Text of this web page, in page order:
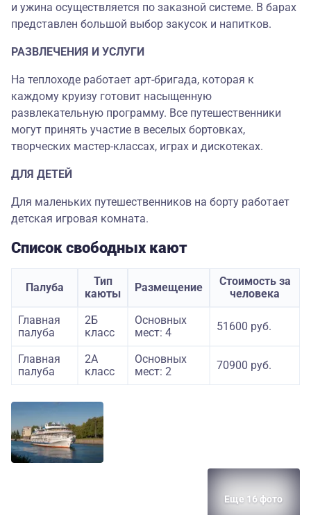
и ужина осуществляется по заказной системе. В барах
представлен большой выбор закусок и напитков.
РАЗВЛЕЧЕНИЯ И УСЛУГИ
На теплоходе работает арт-бригада, которая к
каждому круизу готовит насыщенную
развлекательную программу. Все путешественники
могут принять участие в веселых бортовках,
творческих мастер-классах, играх и дискотеках.
ДЛЯ ДЕТЕЙ
Для маленьких путешественников на борту работает
детская игровая комната.
Список свободных кают
Палуба
Тип
каюты
Размещение
Стоимость за
человека
Главная
палуба
2Б
класс
Основных
мест: 4
51600 руб.
Главная
палуба
2А
класс
Основных
мест: 2
70900 руб.
Еще 16 фото